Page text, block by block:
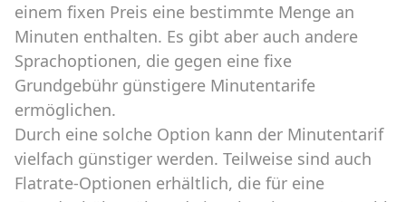
einem fixen Preis eine bestimmte Menge an
Minuten enthalten. Es gibt aber auch andere
Sprachoptionen, die gegen eine fixe
Grundgebühr günstigere Minutentarife
ermöglichen.
Durch eine solche Option kann der Minutentarif
vielfach günstiger werden. Teilweise sind auch
Flatrate-Optionen erhältlich, die für eine